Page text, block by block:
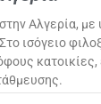
Αλγερία, με
ισόγειο